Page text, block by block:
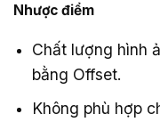
Nhược điểm
Chất lượng hình
bằng Offset.
Không phù hợp